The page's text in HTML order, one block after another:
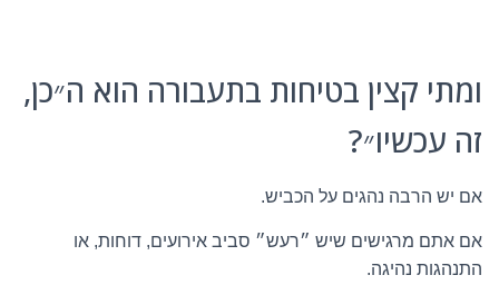
ומתי קצין בטיחות בתעבורה הוא ה״כן,
זה עכשיו״?
אם יש הרבה נהגים על הכביש.
אם אתם מרגישים שיש ״רעש״ סביב אירועים, דוחות, או
התנהגות נהיגה.